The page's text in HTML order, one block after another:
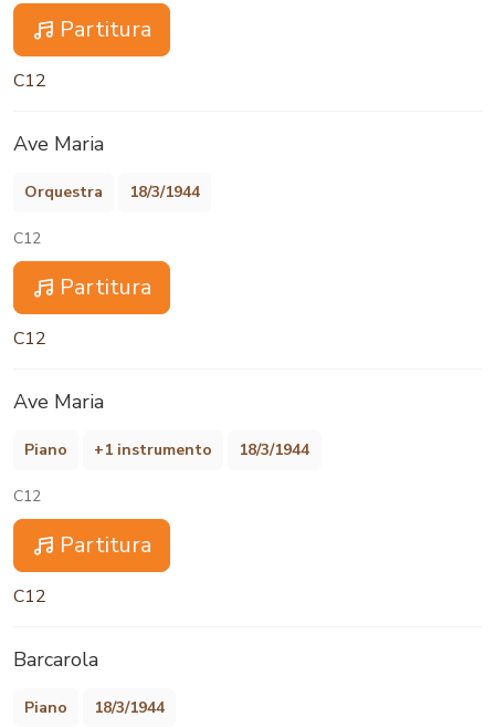
Partitura
C12
Ave Maria
Orquestra 18/3/1944
C12
Partitura
C12
Ave Maria
Piano +1 instrumento 18/3/1944
C12
Partitura
C12
Barcarola
Piano 18/3/1944